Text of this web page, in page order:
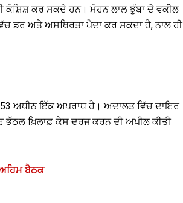
ਕੋਸ਼ਿਸ਼ ਕਰ ਸਕਦੇ ਹਨ। ਮੋਹਨ ਲਾਲ ਝੁੰਬਾ ਦੇ ਵਕੀਲ
ਡਰ ਅਤੇ ਅਸਥਿਰਤਾ ਪੈਦਾ ਕਰ ਸਕਦਾ ਹੈ, ਨਾਲ ਹੀ
ਅਧੀਨ ਇੱਕ ਅਪਰਾਧ ਹੈ। ਅਦਾਲਤ ਵਿੱਚ ਦਾਇਰ
ਭੱਠਲ ਖ਼ਿਲਾਫ਼ ਕੇਸ ਦਰਜ ਕਰਨ ਦੀ ਅਪੀਲ ਕੀਤੀ
ਅਹਿਮ ਬੈਠਕ